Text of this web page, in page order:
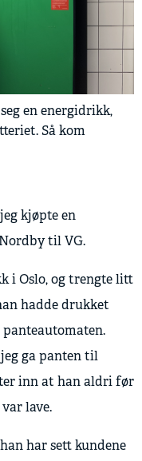
en energidrikk,
Så kom
kjøpte en
til VG.
i Oslo, og trengte litt
hadde drukket
ga panten til
inn at han aldri før
lave.
har sett kundene